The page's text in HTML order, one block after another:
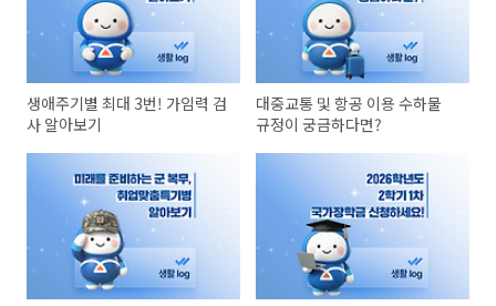
생애주기별 최대 3번! 가임력 검
사 알아보기
대중교통 및 항공 이용 수하물
규정이 궁금하다면?